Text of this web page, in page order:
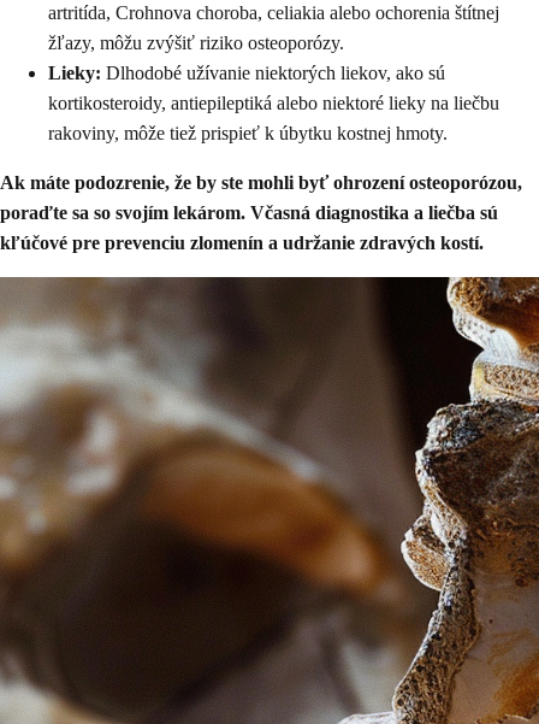
artritída, Crohnova choroba, celiakia alebo ochorenia štítnej
žľazy, môžu zvýšiť riziko osteoporózy.
Lieky: Dlhodobé užívanie niektorých liekov, ako sú
kortikosteroidy, antiepileptiká alebo niektoré lieky na liečbu
rakoviny, môže tiež prispieť k úbytku kostnej hmoty.
Ak máte podozrenie, že by ste mohli byť ohrození osteoporózou,
poraďte sa so svojím lekárom. Včasná diagnostika a liečba sú
kľúčové pre prevenciu zlomenín a udržanie zdravých kostí.